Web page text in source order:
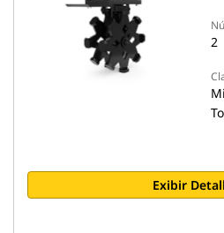
2
Exibir